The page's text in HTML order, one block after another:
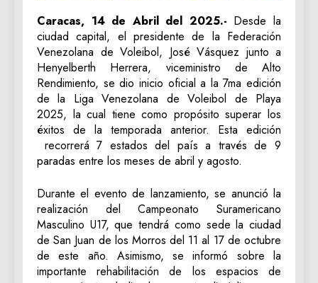
Caracas, 14 de Abril del 2025.- Desde la
ciudad capital, el presidente de la Federación
Venezolana de Voleibol, José Vásquez junto a
Henyelberth Herrera, viceministro de Alto
Rendimiento, se dio inicio oficial a la 7ma edición
de la Liga Venezolana de Voleibol de Playa
2025, la cual tiene como propósito superar los
éxitos de la temporada anterior. Esta edición
recorrerá 7 estados del país a través de 9
paradas entre los meses de abril y agosto.
Durante el evento de lanzamiento, se anunció la
realización del Campeonato Suramericano
Masculino U17, que tendrá como sede la ciudad
de San Juan de los Morros del 11 al 17 de octubre
de este año. Asimismo, se informó sobre la
importante rehabilitación de los espacios de